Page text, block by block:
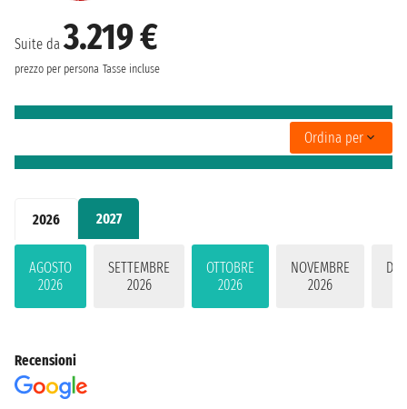
2026 2027
AGOSTO
2026
SETTEMBRE
2026
OTTOBRE
2026
NOVEMBRE
2026
Suite da3.219 €
prezzo per persona Tasse incluse
Ordina per
Recensioni